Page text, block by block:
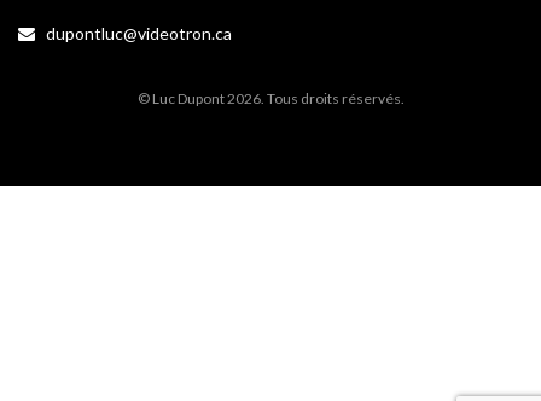
dupontluc@videotron.ca
© Luc Dupont 2026. Tous droits réservés.